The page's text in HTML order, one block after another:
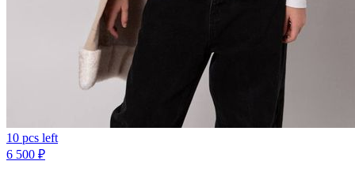
10 pcs left
6 500 ₽